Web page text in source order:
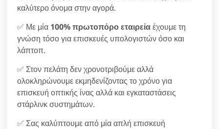
καλύτερο όνομα στην αγορά.
✅ Με μία 100% πρωτοπόρο εταιρείαέχουμε τη
γνώση τόσο για επισκευές υπολογιστών όσο και
λάπτοπ.
✅ Στον πελάτη δεν χρονοτριβούμε αλλά
ολοκληρώνουμε εκμηδενίζοντας το χρόνο για
επισκευή οπτικής ίνας αλλά και εγκαταστάσεις
στάρλινκ συστημάτων.
✅ Σας καλύπτουμε από μία απλή επισκευή